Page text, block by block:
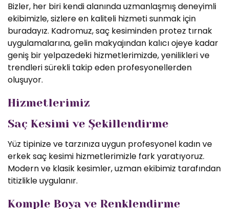
Bizler, her biri kendi alanında uzmanlaşmış deneyimli
ekibimizle, sizlere en kaliteli hizmeti sunmak için
buradayız. Kadromuz, saç kesiminden protez tırnak
uygulamalarına, gelin makyajından kalıcı ojeye kadar
geniş bir yelpazedeki hizmetlerimizde, yenilikleri ve
trendleri sürekli takip eden profesyonellerden
oluşuyor.
Hizmetlerimiz
Saç Kesimi ve Şekillendirme
Yüz tipinize ve tarzınıza uygun profesyonel kadın ve
erkek saç kesimi hizmetlerimizle fark yaratıyoruz.
Modern ve klasik kesimler, uzman ekibimiz tarafından
titizlikle uygulanır.
Komple Boya ve Renklendirme